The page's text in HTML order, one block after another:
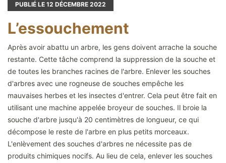
PUBLIÉ LE 12 DÉCEMBRE 2022
L’essouchement
Après avoir abattu un arbre, les gens doivent arrache la souche
restante. Cette tâche comprend la suppression de la souche et
de toutes les branches racines de l'arbre. Enlever les souches
d'arbres avec une rogneuse de souches empêche les
mauvaises herbes et les insectes d'entrer. Cela peut être fait en
utilisant une machine appelée broyeur de souches. Il broie la
souche d'arbre jusqu'à 20 centimètres de longueur, ce qui
décompose le reste de l'arbre en plus petits morceaux.
L'enlèvement des souches d'arbres ne nécessite pas de
produits chimiques nocifs. Au lieu de cela, enlever les souches